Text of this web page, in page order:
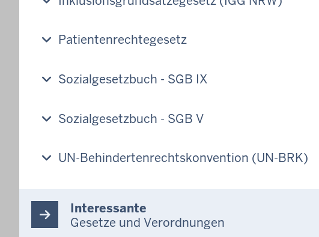
Patientenrechtegesetz
Sozialgesetzbuch - SGB IX
Sozialgesetzbuch - SGB V
UN-Behindertenrechtskonvention (UN-BRK)
Interessante
Gesetze und Verordnungen